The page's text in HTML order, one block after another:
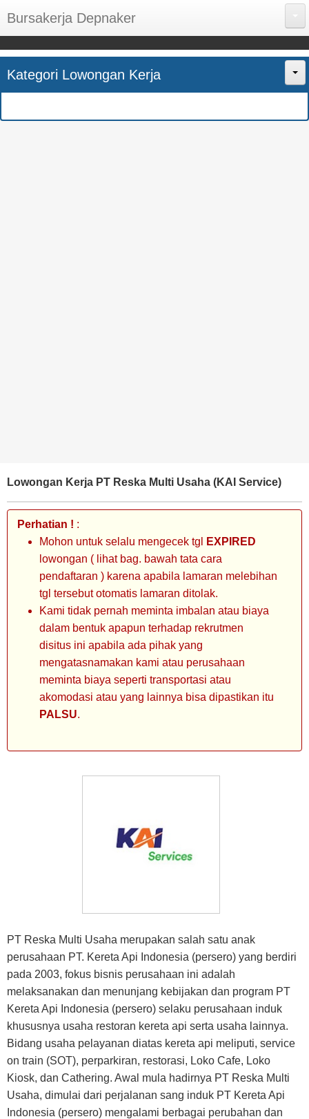
Bursakerja Depnaker
About Me
Disclaimer
Kategori Lowongan Kerja
Lowongan Kerja PT Reska Multi Usaha (KAI Service)
Perhatian ! :
Mohon untuk selalu mengecek tgl
EXPIRED
lowongan ( lihat bag. bawah tata cara
pendaftaran ) karena apabila lamaran melebihan
tgl tersebut otomatis lamaran ditolak.
Kami tidak pernah meminta imbalan atau biaya
dalam bentuk apapun terhadap rekrutmen
disitus ini apabila ada pihak yang
mengatasnamakan kami atau perusahaan
meminta biaya seperti transportasi atau
akomodasi atau yang lainnya bisa dipastikan itu
PALSU.
PT Reska Multi Usaha merupakan salah satu anak
perusahaan PT. Kereta Api Indonesia (persero) yang berdiri
pada 2003, fokus bisnis perusahaan ini adalah
melaksanakan dan menunjang kebijakan dan program PT
Kereta Api Indonesia (persero) selaku perusahaan induk
khususnya usaha restoran kereta api serta usaha lainnya.
Bidang usaha pelayanan diatas kereta api meliputi, service
on train (SOT), perparkiran, restorasi, Loko Cafe, Loko
Kiosk, dan Cathering. Awal mula hadirnya PT Reska Multi
Usaha, dimulai dari perjalanan sang induk PT Kereta Api
Indonesia (persero) mengalami berbagai perubahan dan